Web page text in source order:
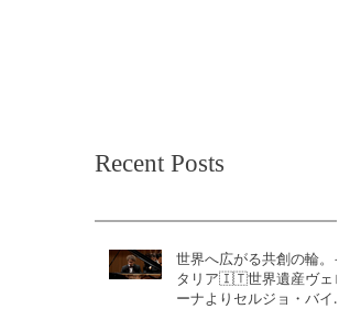
Recent Posts
世界へ広がる共創の輪。イ
タリア🇮🇹世界遺産ヴェロ
ーナよりセルジョ・バイエ